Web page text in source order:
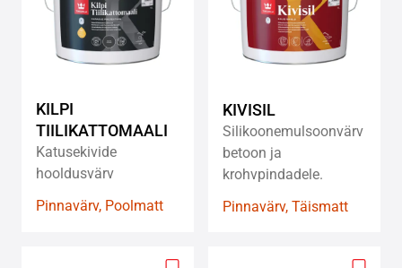
KILPI
TIILIKATTOMAALI
Katusekivide
hooldusvärv
Pinnavärv, Poolmatt
KIVISIL
Silikoonemulsoonvärv
betoon ja
krohvpindadele.
Pinnavärv, Täismatt